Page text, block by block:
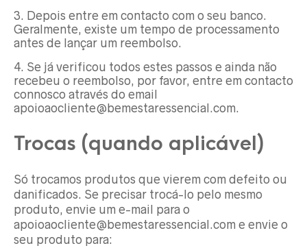
Depois entre em contacto com o seu banco.
Geralmente, existe um tempo de processamento
antes de lançar um reembolso.
Se já verificou todos estes passos e ainda não
recebeu o reembolso, por favor, entre em contacto
connosco através do email
apoioaocliente@bemestaressencial.com.
Trocas (quando aplicável)
Só trocamos produtos que vierem com defeito ou
danificados. Se precisar trocá-lo pelo mesmo
produto, envie um e-mail para o
apoioaocliente@bemestaressencial.com e envie o
seu produto para: